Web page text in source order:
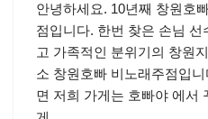
안녕하세요. 10년째 창원호
점입니다. 한번 찾은 손님
고 가족적인 분위기의 창원
소 창원호빠 비노래주점입
면 저희 가게는 호빠야 에서